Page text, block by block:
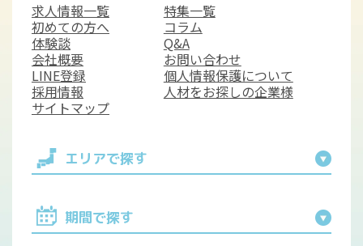
エリアで探す
期間で探す
求人情報一覧
特集一覧
初めての方へ
コラム
体験談
Q&A
会社概要
お問い合わせ
LINE登録
個人情報保護について
採用情報
人材をお探しの企業様
サイトマップ